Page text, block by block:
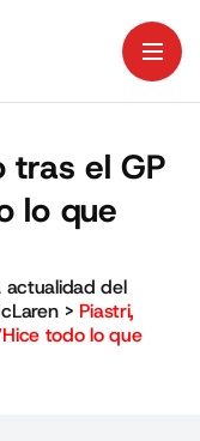
tras el GP
lo que
actualidad del
> Piastri,
todo lo que